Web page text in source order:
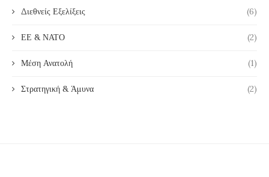
Διεθνείς Εξελίξεις (6)
ΕΕ & ΝΑΤΟ (2)
Μέση Ανατολή (1)
Στρατηγική & Άμυνα (2)